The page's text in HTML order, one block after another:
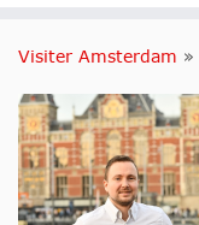
Visiter Amsterdam »